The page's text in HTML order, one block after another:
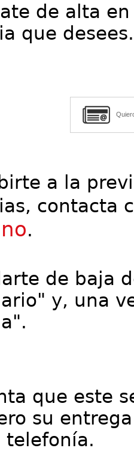
de alta
que desees.
a la
contacta
.
de baja
y, una
que este
su
telefonía.